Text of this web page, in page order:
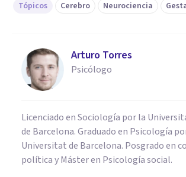
Tópicos Cerebro Neurociencia
Arturo Torres
Psicólogo
Licenciado en Sociología por la
de Barcelona. Graduado en Psicología
Universitat de Barcelona. Posgrado en
política y Máster en Psicología social.